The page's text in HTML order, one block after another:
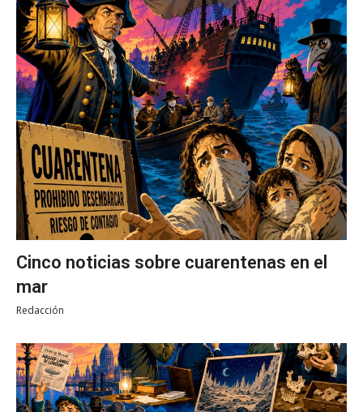
Cinco noticias sobre cuarentenas en el
mar
Redacción